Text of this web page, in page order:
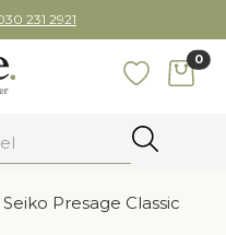
231 2921
0
Seiko Presage Classic